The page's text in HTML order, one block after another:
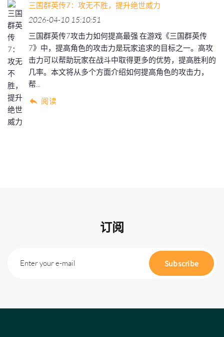
三国群英传7：攻无不胜，提升绝世威力
2026-04-10 15:10:51
三国群英传7攻击力如何提高最强 在游戏《三国群英传
7》中，提高角色的攻击力是玩家追求的目标之一。高攻
击力可以帮助玩家在战斗中取得更多的优势，提高胜利的
几率。本文将从多个方面介绍如何提高角色的攻击力，
帮...
阅读
订阅
Enter your e-mail Subscribe